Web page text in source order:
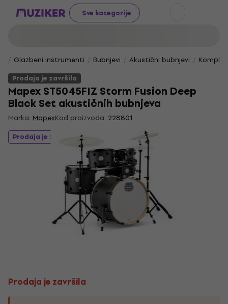
Sve kategorije
Glazbeni instrumenti Bubnjevi Akustični bubnjevi
Prodaja je završila
Mapex ST5045FIZ Storm Fusion Deep
Black Set akustičnih bubnjeva
Marka: MapexKod proizvoda: 228801
Prodaja je završila
Prodaja je završila